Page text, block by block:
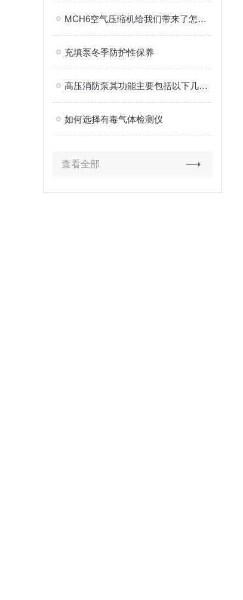
MCH6空气压缩机给我们带来了怎样的特点呢？
充填泵冬季防护性保养
高压消防泵其功能主要包括以下几个方面
如何选择有毒气体检测仪
查看全部